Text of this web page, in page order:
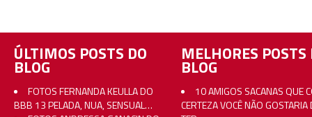
ÚLTIMOS POSTS DO
BLOG
FOTOS FERNANDA KEULLA DO
BBB 13 PELADA, NUA, SENSUAL…
MELHORES POSTS
BLOG
10 AMIGOS SACANAS QUE
CERTEZA VOCÊ NÃO GOSTARIA